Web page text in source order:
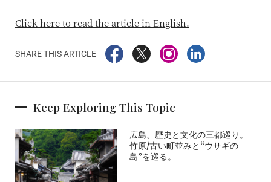
Click here to read the article in English.
SHARE THIS ARTICLE
Keep Exploring This Topic
広島、歴史と文化の三都巡り。
竹原/古い町並みと“ウサギの
島”を巡る。